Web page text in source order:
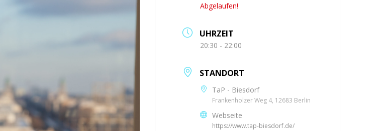
Abgelaufen!
UHRZEIT
20:30 - 22:00
STANDORT
TaP - Biesdorf
Frankenholzer Weg 4, 12683 Berlin
Webseite
https://www.tap-biesdorf.de/